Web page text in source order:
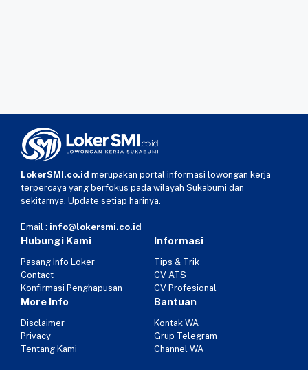
LokerSMI.co.id merupakan portal informasi lowongan kerja
terpercaya yang berfokus pada wilayah Sukabumi dan
sekitarnya. Update setiap harinya.
Email : info@lokersmi.co.id
Hubungi Kami
Pasang Info Loker
Contact
Konfirmasi Penghapusan
Informasi
Tips & Trik
CV ATS
CV Profesional
More Info
Disclaimer
Privacy
Tentang Kami
Bantuan
Kontak WA
Grup Telegram
Channel WA